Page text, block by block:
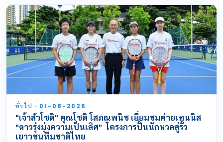
ทั่วไป · 01-08-2026
"เจ้าสัวโชติ" คุณโชติ โสภณพนิช เยี่ยมชมค่ายเทนนิส
"ดาวรุ่งมุ่งความเป็นเลิศ" โครงการปั้นนักหวดสู่รั้ว
เยาวชนทีมชาติไทย